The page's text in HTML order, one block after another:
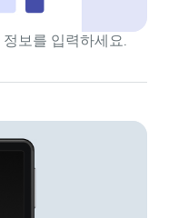
보를 입력하세요.